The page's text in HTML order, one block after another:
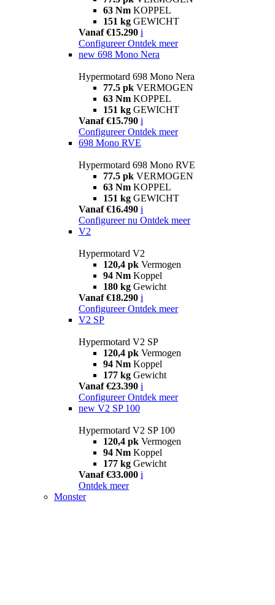
63 Nm KOPPEL
151 kg GEWICHT
Vanaf €15.290 i
Configureer Ontdek meer
new 698 Mono Nera
Hypermotard 698 Mono Nera
77.5 pk VERMOGEN
63 Nm KOPPEL
151 kg GEWICHT
Vanaf €15.790 i
Configureer Ontdek meer
698 Mono RVE
Hypermotard 698 Mono RVE
77.5 pk VERMOGEN
63 Nm KOPPEL
151 kg GEWICHT
Vanaf €16.490 i
Configureer nu Ontdek meer
V2
Hypermotard V2
120,4 pk Vermogen
94 Nm Koppel
180 kg Gewicht
Vanaf €18.290 i
Configureer Ontdek meer
V2 SP
Hypermotard V2 SP
120,4 pk Vermogen
94 Nm Koppel
177 kg Gewicht
Vanaf €23.390 i
Configureer Ontdek meer
new V2 SP 100
Hypermotard V2 SP 100
120,4 pk Vermogen
94 Nm Koppel
177 kg Gewicht
Vanaf €33.000 i
Ontdek meer
Monster